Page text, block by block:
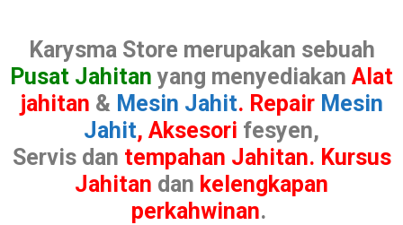
Karysma Store merupakan sebuah
Pusat Jahitan yang menyediakan Alat
jahitan & Mesin Jahit. Repair Mesin
Jahit, Aksesori fesyen,
Servis dan tempahan Jahitan. Kursus
Jahitan dan kelengkapan
perkahwinan.